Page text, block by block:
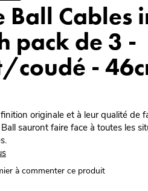
Ball Cables
pack de 3 -
coudé -
originale et à leur qualité de
sauront faire face à toutes les
à commenter ce produit